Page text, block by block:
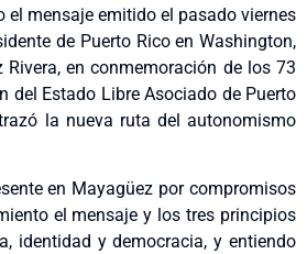
el mensaje emitido el pasado viernes
de Puerto Rico en Washington,
Rivera, en conmemoración de los 73
del Estado Libre Asociado de Puerto
la nueva ruta del autonomismo
en Mayagüez por compromisos
el mensaje y los tres principios
identidad y democracia, y entiendo